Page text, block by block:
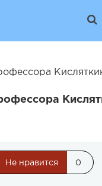
Кисляткина,
Не нравится 0